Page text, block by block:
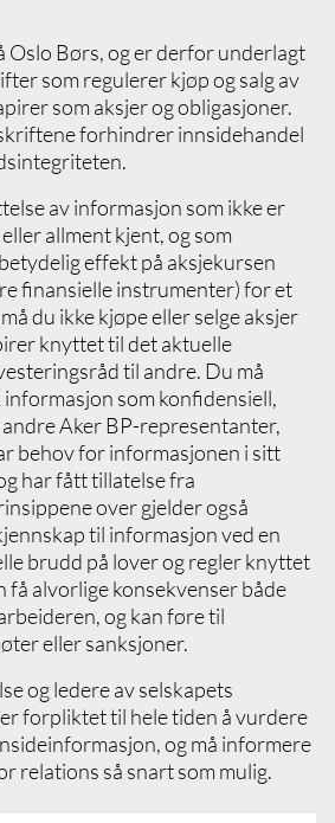
om at nødvendig godkjennelse
du påtar deg styreverv i et
på vegne av Aker BP
verv og styreverv holdt på
skal registreres i
Oslo Børs, og er derfor underlagt
som regulerer kjøp og salg av
som aksjer og obligasjoner.
forhindrer innsidehandel
av informasjon som ikke er
allment kjent, og som
effekt på aksjekursen
finansielle instrumenter) for et
du ikke kjøpe eller selge aksjer
knyttet til det aktuelle
til andre. Du må
som konfidensiell,
Aker BP-representanter,
behov for informasjonen i sitt
har fått tillatelse fra
over gjelder også
til informasjon ved en
brudd på lover og regler knyttet
få alvorlige konsekvenser både
og kan føre til
eller sanksjoner.
og ledere av selskapets
forpliktet til hele tiden å vurdere
og må informere
relations så snart som mulig.